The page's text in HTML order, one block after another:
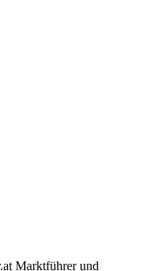
Marktführer und